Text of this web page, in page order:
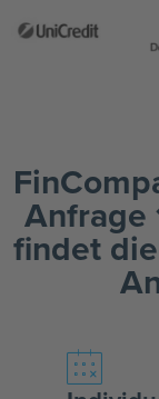
Anfrage
findet